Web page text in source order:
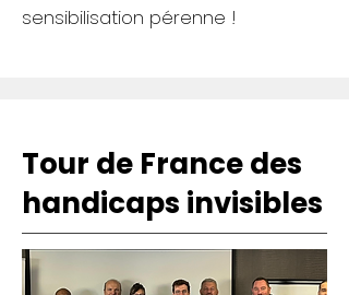
sensibilisation pérenne !
Tour de France des
handicaps invisibles